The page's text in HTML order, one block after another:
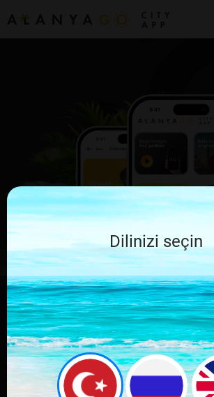
Sevdiğin
mobil
Dilinizi seçin